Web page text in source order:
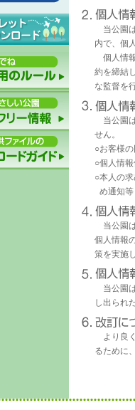
当公園
内で、個
個人情
約を締結
な監督を
当公園
せん。
○お客様
○個人情
○本人の
め通知
当公園
個人情報
策を実施
当公園
し出られ
より良
るために